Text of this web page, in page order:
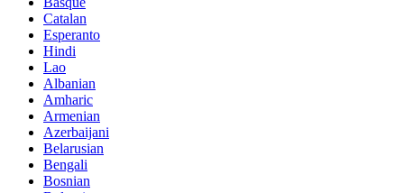
Catalan
Esperanto
Hindi
Lao
Albanian
Amharic
Armenian
Azerbaijani
Belarusian
Bengali
Bosnian